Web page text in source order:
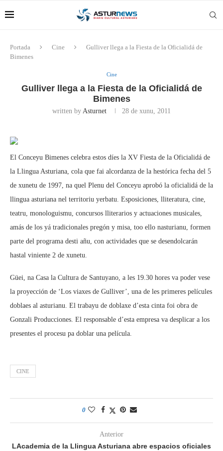
Portada Cine
Gulliver llega a la Fiesta de la Oficialidá de
Bimenes
Cine
Gulliver llega a la Fiesta de la Oficialidá de
Bimenes
written by Asturnet 28 de xunu, 2011
El Conceyu Bimenes celebra estos díes la XV Fiesta de la Oficialidá de
la Llingua Asturiana, cola que fai alcordanza de la hestórica fecha del 5
de xunetu de 1997, na quel Plenu del Conceyu aprobó la oficialidá de la
llingua asturiana nel territoriu yerbatu. Esposiciones, lliteratura, cine,
teatru, monologuismu, concursos lliterarios y actuaciones musicales,
amás de los yá tradicionales pregón y misa, too ello nasturianu, formen
parte del programa desti añu, con actividades que se desendolcarán
hastal viniente 2 de xunetu.
Güei, na Casa la Cultura de Santuyano, a les 19.30 hores va poder vese
la proyección de ‘Los viaxes de Gulliver’, una de les primeres películes
doblaes al asturianu. El trabayu de doblaxe d’esta cinta foi obra de
Gonzali Producciones. El responsable d’esta empresa va desplicar a los
presentes el procesu pa doblar una película.
CINE
0
Anterior
LAcademia de la Llingua Asturiana abre espacios oficiales